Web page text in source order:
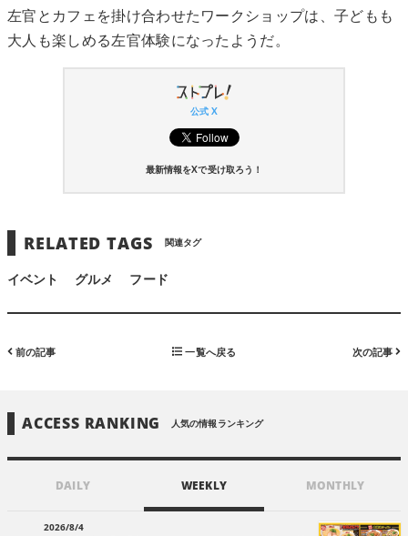
左官とカフェを掛け合わせたワークショップは、子どもも
大人も楽しめる左官体験になったようだ。
公式 X
最新情報をXで受け取ろう！
RELATED TAGS 関連タグ
イベント グルメ フード
前の記事 一覧へ戻る 次の記事
ACCESS RANKING 人気の情報ランキング
DAILY WEEKLY MONTHLY
2026/8/4